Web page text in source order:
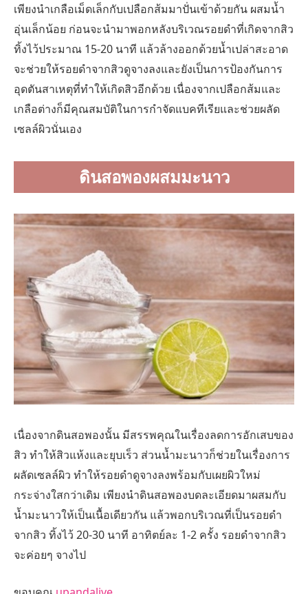
เพียงนำเกลือเม็ดเล็กกับเปลือกส้มมาปั่นเข้าด้วยกัน ผสมน้ำ
อุ่นเล็กน้อย ก่อนจะนำมาพอกหลังบริเวณรอยดำที่เกิดจากสิว
ทิ้งไว้ประมาณ 15-20 นาที แล้วล้างออกด้วยน้ำเปล่าสะอาด
จะช่วยให้รอยดำจากสิวดูจางลงและยังเป็นการป้องกันการ
อุดตันสาเหตุที่ทำให้เกิดสิวอีกด้วย เนื่องจากเปลือกส้มและ
เกลือต่างก็มีคุณสมบัติในการกำจัดแบคทีเรียและช่วยผลัด
เซลล์ผิวนั่นเอง
ดินสอพองผสมมะนาว
เนื่องจากดินสอพองนั้น มีสรรพคุณในเรื่องลดการอักเสบของ
สิว ทำให้สิวแห้งและยุบเร็ว ส่วนน้ำมะนาวก็ช่วยในเรื่องการ
ผลัดเซลล์ผิว ทำให้รอยดำดูจางลงพร้อมกับเผยผิวใหม่
กระจ่างใสกว่าเดิม เพียงนำดินสอพองบดละเอียดมาผสมกับ
น้ำมะนาวให้เป็นเนื้อเดียวกัน แล้วพอกบริเวณที่เป็นรอยดำ
จากสิว ทิ้งไว้ 20-30 นาที อาทิตย์ละ 1-2 ครั้ง รอยดำจากสิว
จะค่อยๆ จางไป